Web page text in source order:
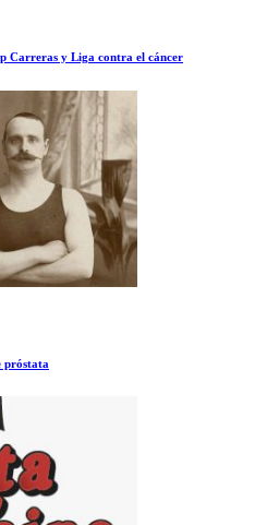
Carreras y Liga contra el cáncer
próstata